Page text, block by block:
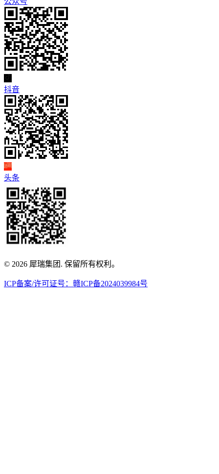
抖音
头条
© 2026 犀瑞集团. 保留所有权利。
ICP备案/许可证号：赣ICP备2024039984号